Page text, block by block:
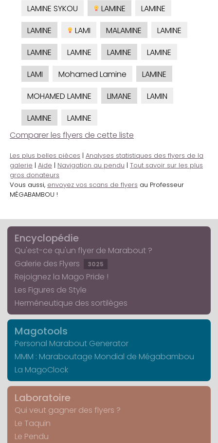
LAMINE SYKOU
LAMINE
LAMINE
LAMINE
LAMI MALAMINE
LAMINE
LAMINE
LAMINE LAMINE
LAMINE
LAMI
Mohamed Lamine
LAMINE
MOHAMED LAMINE
LIMANE
LAMIN
LAMINE
LAMINE
Comparer les flyers de cette liste
Les plus belles pièces | Analyses statistiques des flyers de la
galerie | Aide | Navigation au pendu | Tout savoir sur les plus
gros donateurs
Vous aussi, envoyez vos scans de flyers au Professeur
MÉGABAMBOU !
Encyclopédie
Qu'est-ce qu'un flyer de Marabout ?
Galerie des Flyers
3025
Rejoignez la Mago Pride !
Les Figures de Style
Herméneutique des sortilèges
Magotools
Personal Marabout Generator
MMM : Maraboutage Mondial de Mégabambou
La MagoClock
Laboratoire
Qui veut gagner des flyers ?
Le Taquin
Le Pendu